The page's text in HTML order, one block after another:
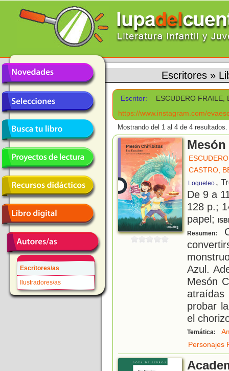
Escritores/as
Ilustradores/as
Escritores »
Escritor:
ESCUDERO FRAILE,
https://www.instagram.com/
Mostrando del 1 al 4 de 4 resultados.
CASTRO,
Loqueleo ,
De 9 a
128 p.;
papel;
Resumen:
Azul.
Mesón
probar
el
Temática:
Personajes